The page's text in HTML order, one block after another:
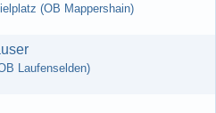
(OB Mappershain)
Laufenselden)